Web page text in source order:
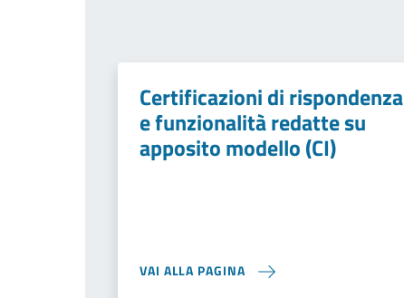
Certificazioni di rispondenza
e funzionalità redatte su
apposito modello (CI)
VAI ALLA PAGINA